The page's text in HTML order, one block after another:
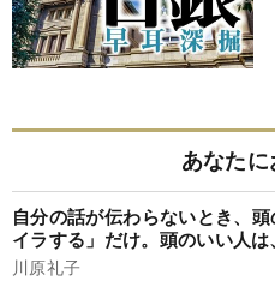
あなた
自分の話が伝わらないとき、
イラする」だけ。頭のいい人
川原礼子